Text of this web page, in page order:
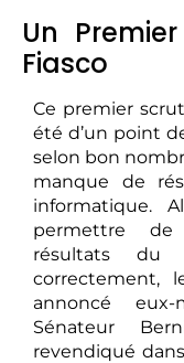
Un
Fiasco
Ce premier
été d’un point
selon bon
manque de
informatique.
permettre de
résultats du
correctement,
annoncé
Sénateur
revendiqué